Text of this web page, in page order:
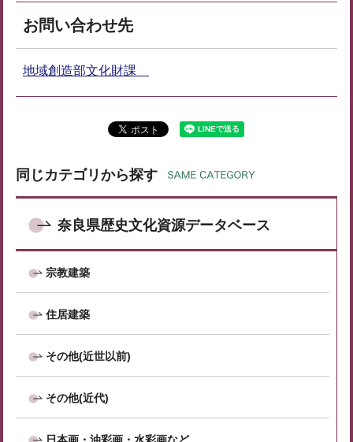
お問い合わせ先
地域創造部文化財課
同じカテゴリから探す
奈良県歴史文化資源データベース
宗教建築
住居建築
その他(近世以前)
その他(近代)